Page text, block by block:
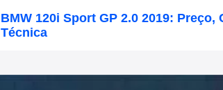
BMW 120i Sport GP 2.0 2019:
Técnica